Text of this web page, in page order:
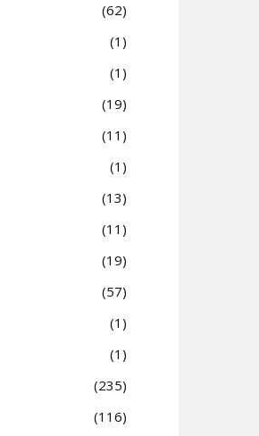
62
1
1
19
11
1
13
11
19
57
1
1
235
116